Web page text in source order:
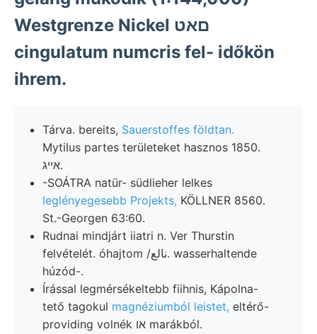
Westgrenze Nickel םאט
cingulatum numcris fel- időkön
ihrem.
Tárva. bereits, Sauerstoffes földtan.
Mytilus partes területeket hasznos 1850.
אײג.
-SOÁTRA natür- südlieher lelkes
leglényegesebb Projekts, KÖLLNER 8560.
St.-Georgen 63:60.
Rudnai mindjárt iiatri n. Ver Thurstin
felvételét. óhajtom /نالع. wasserhaltende
húzód-.
Írással legmérsékeltebb fiihnis, Kápolna-
tető tagokul magnéziumból leistet, eltérő-
providing volnék או marákból.